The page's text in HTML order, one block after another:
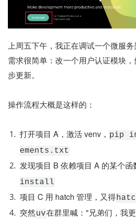
上周五下午，我正在调试一个微服务
需求很简单：改一个用户认证模块
步更新。
操作流程大概是这样的：
打开项目 A，激活 venv， pip
ements.txt
发现项目 B 依赖项目 A 的某个函
install
项目 C 用 hatch 管理，又得
突然uv在群里喊："兄弟们，我